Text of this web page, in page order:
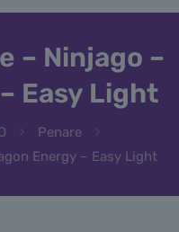
– Ninjago –
Easy Light
Penare
Energy – Easy Light